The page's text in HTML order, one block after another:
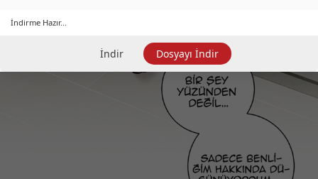
İndirme Hazır...
İndir Dosyayı İndir